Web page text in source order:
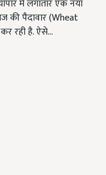
में लगातार एक नया
की पैदावार (Wheat
रही है. ऐसे…